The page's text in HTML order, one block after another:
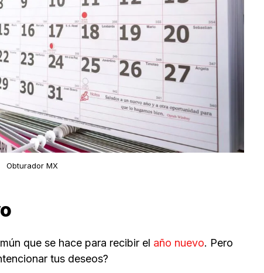
Obturador MX
que se hace para recibir el año nuevo. Pero
tus deseos?